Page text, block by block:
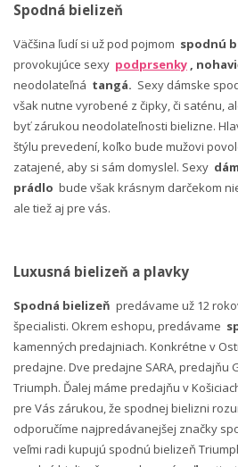
Spodná bielizeň
Väčšina ľudí si už pod pojmom spodnú
provokujúce sexy podprsenky ,
neodolateľná tangá. Sexy dámske
však nutne vyrobené z čipky, či saténu,
byť zárukou neodolateľnosti bielizne.
štýlu prevedení, koľko bude mužovi
zatajené, aby si sám domyslel. Sexy
prádlo bude však krásnym darčekom
ale tiež aj pre vás.
Luxusná bielizeň a plavky
Spodná bielizeň predávame už 12
špecialisti. Okrem eshopu, predávame
kamenných predajniach. Konkrétne v
predajne. Dve predajne SARA, predajňu
Triumph. Ďalej máme predajňu v
pre Vás zárukou, že spodnej bielizni
odporučíme najpredávanejšej značky
veľmi radi kupujú spodnú bielizeň